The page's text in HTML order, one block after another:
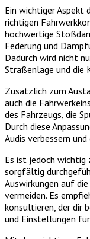
Ein wichtiger Aspekt
richtigen
hochwertige
Federung und
Dadurch wird nicht
Straßenlage und
Zusätzlich zum
auch die
des Fahrzeugs, die
Durch diese
Audis verbessern
Es ist jedoch wichtig
sorgfältig
Auswirkungen auf
vermeiden. Es
konsultieren, der dir
und Einstellungen